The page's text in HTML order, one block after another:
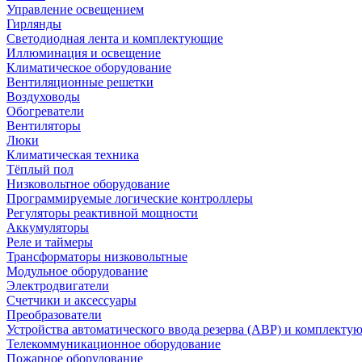
Управление освещением
Гирлянды
Светодиодная лента и комплектующие
Иллюминация и освещение
Климатическое оборудование
Вентиляционные решетки
Воздуховоды
Обогреватели
Вентиляторы
Люки
Климатическая техника
Тёплый пол
Низковольтное оборудование
Программируемые логические контроллеры
Регуляторы реактивной мощности
Аккумуляторы
Реле и таймеры
Трансформаторы низковольтные
Модульное оборудование
Электродвигатели
Счетчики и аксессуары
Преобразователи
Устройства автоматического ввода резерва (АВР) и
Телекоммуникационное оборудование
Пожарное оборудование